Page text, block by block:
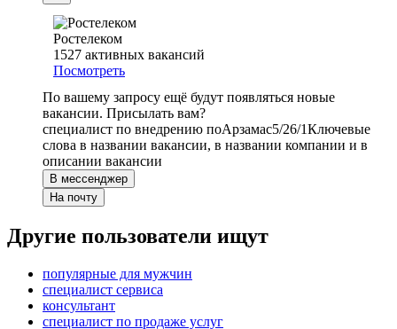
Ростелеком
1527 активных вакансий
Посмотреть
По вашему запросу ещё будут появляться новые
вакансии. Присылать вам?
специалист по внедрению поАрзамас5/26/1Ключевые
слова в названии вакансии, в названии компании и в
описании вакансии
В мессенджер
На почту
Другие пользователи ищут
популярные для мужчин
специалист сервиса
консультант
специалист по продаже услуг